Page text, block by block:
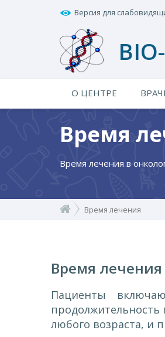
Версия для
О ЦЕНТРЕ
Время
Время лечения в
Время лечения
Время лечения
Пациенты
любого возраста, и